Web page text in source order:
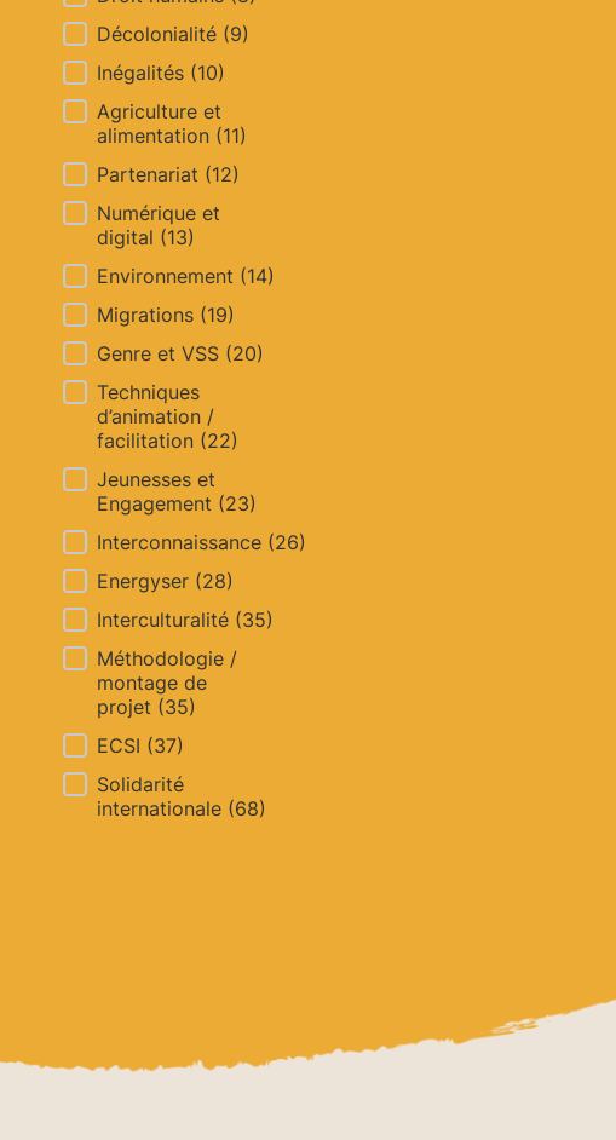
Décolonialité (9)
Inégalités (10)
Agriculture et
alimentation (11)
Partenariat (12)
Numérique et
digital (13)
Environnement (14)
Migrations (19)
Genre et VSS (20)
Techniques
d’animation /
facilitation (22)
Jeunesses et
Engagement (23)
Interconnaissance (26)
Energyser (28)
Interculturalité (35)
Méthodologie /
montage de
projet (35)
ECSI (37)
Solidarité
internationale (68)